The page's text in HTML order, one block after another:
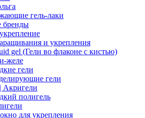
гель-лаки
бренды
и укрепления
gel (Гели во флаконе с кистью)
желе
гели
гели
Акригели
полигель
для укрепления